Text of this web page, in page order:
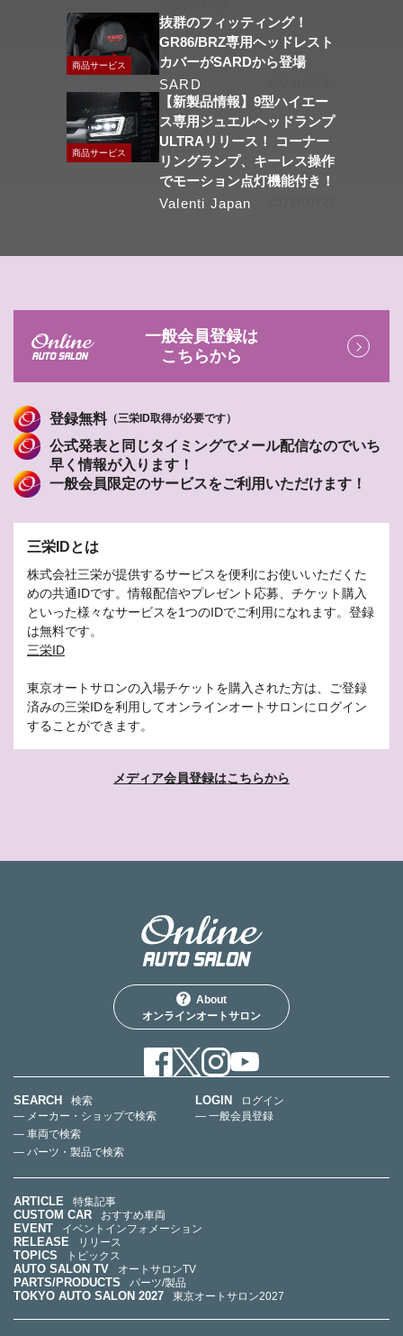
商品サービス
抜群のフィッティング！
GR86/BRZ専用ヘッドレスト
カバーがSARDから登場
SARD
商品サービス
【新製品情報】9型ハイエー
ス専用ジュエルヘッドランプ
ULTRAリリース！ コーナー
リングランプ、キーレス操作
でモーション点灯機能付き！
Valenti Japan
一般会員登録は
こちらから
登録無料（三栄ID取得が必要です）
公式発表と同じタイミングでメール配信なのでいち
早く情報が入ります！
一般会員限定のサービスをご利用いただけます！
三栄IDとは
株式会社三栄が提供するサービスを便利にお使いいただくた
めの共通IDです。情報配信やプレゼント応募、チケット購入
といった様々なサービスを1つのIDでご利用になれます。登録
は無料です。
三栄ID
東京オートサロンの入場チケットを購入された方は、ご登録
済みの三栄IDを利用してオンラインオートサロンにログイン
することができます。
メディア会員登録はこちらから
About
オンラインオートサロン
SEARCH
検索
— メーカー・ショップで検索
— 車両で検索
— パーツ・製品で検索
LOGIN
ログイン
— 一般会員登録
ARTICLE 特集記事
CUSTOM CAR おすすめ車両
EVENT イベントインフォメーション
RELEASE リリース
TOPICS トピックス
AUTO SALON TV オートサロンTV
PARTS/PRODUCTS パーツ/製品
TOKYO AUTO SALON 2027 東京オートサロン2027